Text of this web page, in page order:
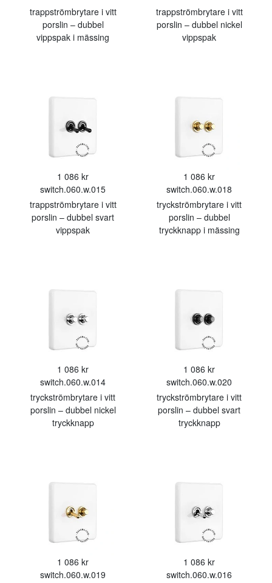
trappströmbrytare i vitt
porslin – dubbel
vippspak i mässing
trappströmbrytare i vitt
porslin – dubbel nickel
vippspak
1 086 kr
switch.060.w.015
trappströmbrytare i vitt
porslin – dubbel svart
vippspak
1 086 kr
switch.060.w.018
tryckströmbrytare i vitt
porslin – dubbel
tryckknapp i mässing
1 086 kr
switch.060.w.014
tryckströmbrytare i vitt
porslin – dubbel nickel
tryckknapp
1 086 kr
switch.060.w.020
tryckströmbrytare i vitt
porslin – dubbel svart
tryckknapp
1 086 kr
switch.060.w.019
1 086 kr
switch.060.w.016